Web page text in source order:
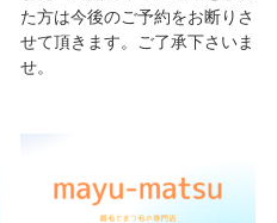
た方は今後のご予約をお断りさ
せて頂きます。ご了承下さいま
せ。